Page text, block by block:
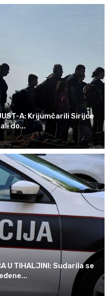
A: Krijumčarili Sirijce
do...
U TIHALJINI: Sudarila se